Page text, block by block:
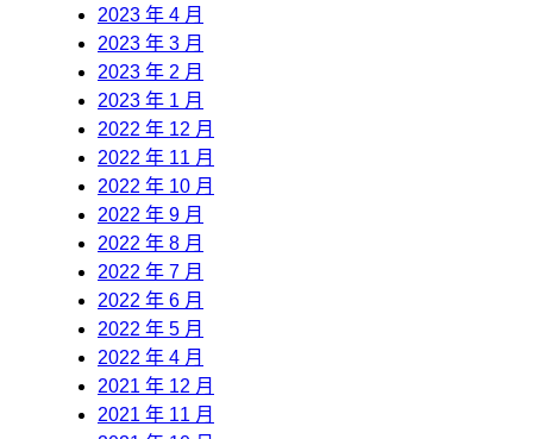
2023 年 4 月
2023 年 3 月
2023 年 2 月
2023 年 1 月
2022 年 12 月
2022 年 11 月
2022 年 10 月
2022 年 9 月
2022 年 8 月
2022 年 7 月
2022 年 6 月
2022 年 5 月
2022 年 4 月
2021 年 12 月
2021 年 11 月